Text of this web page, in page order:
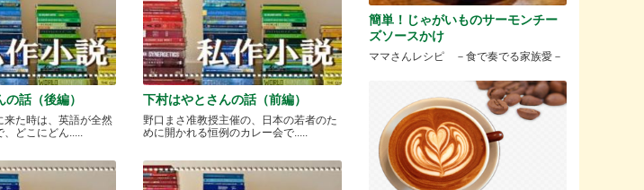
話（後編）
来た時は、英語が全然
どこにどん.....
下村はやとさんの話（前編）
野口まさ准教授主催の、日本の若者のた
めに開かれる恒例のカレー会で.....
簡単！じゃがいものサーモンチー
ズソースかけ
ママさんレシピ －食で奏でる家族愛－